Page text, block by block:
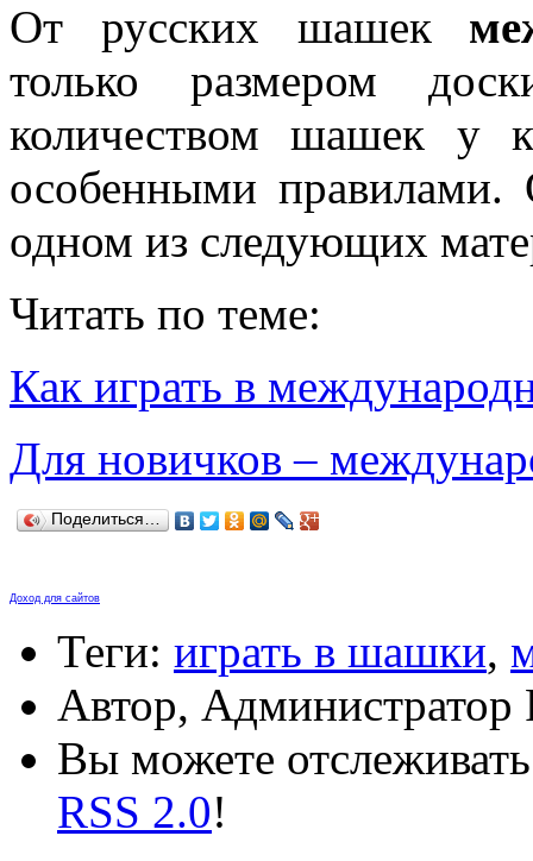
От русских шашек
только размером
количеством шашек у
особенными
одном из следующих
Читать по теме:
Как играть в
Для новичков –
Поделиться…
Доход для сайтов
Теги: играть в шашки,
Автор, Администратор
Вы можете отслеживать
RSS 2.0!